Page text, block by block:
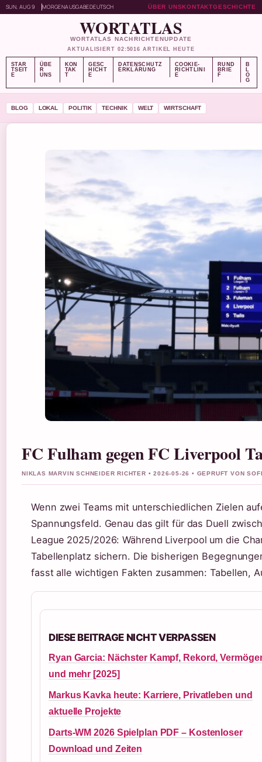
SUN, AUG 9 MORGENAUSGABEDEUTSCH ÜBER UNSKONTAKTGESCHICHTE
WORTATLAS
WORTATLAS NACHRICHTENUPDATE
AKTUALISIERT 02:5016 ARTIKEL HEUTE
STAR
TSEIT
E
ÜBE
R
UNS
KON
TAK
T
GESC
HICHT
E
DATENSCHUTZ
ERKLÄRUNG
COOKIE-
RICHTLINI
E
RUND
BRIE
F
B
L
O
G
BLOG LOKAL POLITIK TECHNIK WELT WIRTSCHAFT
FC Fulham gegen FC Liverpool
NIKLAS MARVIN SCHNEIDER RICHTER • 2026-05-26 • GEPRUFT VON
Wenn zwei Teams mit unterschiedlichen Zielen
Spannungsfeld. Genau das gilt für das Duell
League 2025/2026: Während Liverpool um die
Tabellenplatz sichern. Die bisherigen
fasst alle wichtigen Fakten zusammen: Tabellen,
DIESE BEITRAGE NICHT VERPASSEN
Ryan Garcia: Nächster Kampf, Rekord,
und mehr [2025]
Markus Kavka heute: Karriere, Privatleben und
aktuelle Projekte
Darts-WM 2026 Spielplan PDF – Kostenloser
Download und Zeiten